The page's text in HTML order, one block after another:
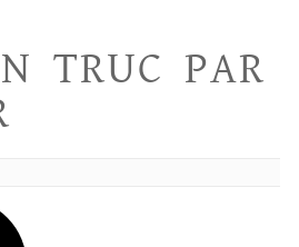
TRUC PAR